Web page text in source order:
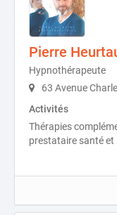
Pierre
Hypnothérapeute
63 Avenue
Activités
Thérapies
prestataire santé et